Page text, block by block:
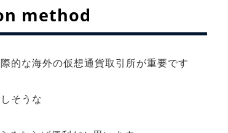
method
な海外の仮想通貨取引所が重要です
そうな